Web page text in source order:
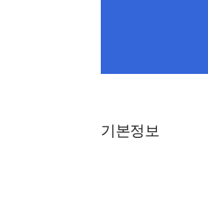
기본정보